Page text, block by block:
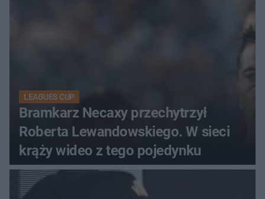
LEAGUES CUP
Bramkarz Necaxy przechytrzył
Roberta Lewandowskiego. W sieci
krąży wideo z tego pojedynku